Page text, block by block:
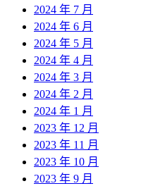
2024 年 7 月
2024 年 6 月
2024 年 5 月
2024 年 4 月
2024 年 3 月
2024 年 2 月
2024 年 1 月
2023 年 12 月
2023 年 11 月
2023 年 10 月
2023 年 9 月